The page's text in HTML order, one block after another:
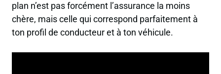
plan n’est pas forcément l’assurance la moins
chère, mais celle qui correspond parfaitement à
ton profil de conducteur et à ton véhicule.